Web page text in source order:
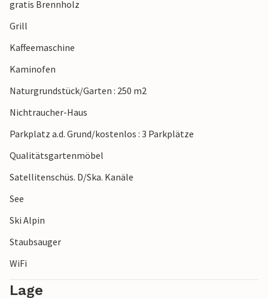
gratis Brennholz
Grill
Kaffeemaschine
Kaminofen
Naturgrundstück/Garten : 250 m2
Nichtraucher-Haus
Parkplatz a.d. Grund/kostenlos : 3 Parkplätze
Qualitätsgartenmöbel
Satellitenschüs. D/Ska. Kanäle
See
Ski Alpin
Staubsauger
WiFi
Lage